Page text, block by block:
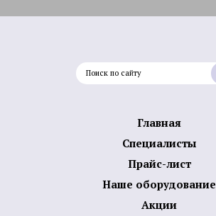
Главная
Специалисты
Прайс-лист
Наше оборудование
Акции